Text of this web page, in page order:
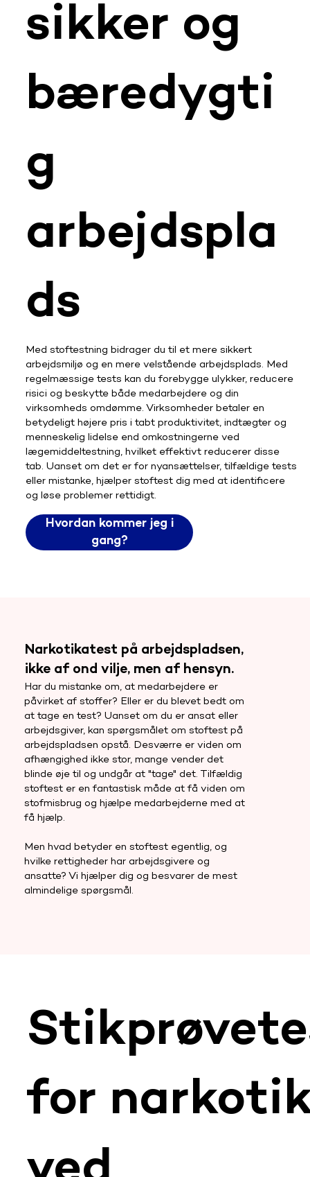
sikker og
bæredygti
g
arbejdspla
ds
Med stoftestning bidrager du til et mere sikkert
arbejdsmiljø og en mere velstående arbejdsplads. Med
regelmæssige tests kan du forebygge ulykker, reducere
risici og beskytte både medarbejdere og din
virksomheds omdømme. Virksomheder betaler en
betydeligt højere pris i tabt produktivitet, indtægter og
menneskelig lidelse end omkostningerne ved
lægemiddeltestning, hvilket effektivt reducerer disse
tab. Uanset om det er for nyansættelser, tilfældige tests
eller mistanke, hjælper stoftest dig med at identificere
og løse problemer rettidigt.
Hvordan kommer jeg i
gang?
Narkotikatest på arbejdspladsen,
ikke af ond vilje, men af hensyn.
Har du mistanke om, at medarbejdere er
påvirket af stoffer? Eller er du blevet bedt om
at tage en test? Uanset om du er ansat eller
arbejdsgiver, kan spørgsmålet om stoftest på
arbejdspladsen opstå. Desværre er viden om
afhængighed ikke stor, mange vender det
blinde øje til og undgår at "tage" det. Tilfældig
stoftest er en fantastisk måde at få viden om
stofmisbrug og hjælpe medarbejderne med at
få hjælp.
Men hvad betyder en stoftest egentlig, og
hvilke rettigheder har arbejdsgivere og
ansatte? Vi hjælper dig og besvarer de mest
almindelige spørgsmål.
for